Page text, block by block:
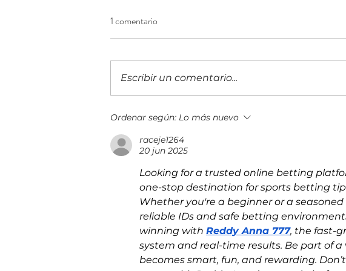
¡Construyendo el futuro
financiero! Llega a Guatemala la
IX edición del 5B Digital Summit
1 comentario
Escribir un comentario...
Ordenar según: Lo más nuevo
raceje1264
20 jun 2025
Looking for a trusted online betting
one-stop destination for sports betting
Whether you're a beginner or a
reliable IDs and safe betting
winning with Reddy Anna 777, the fast-
system and real-time results. Be part of
becomes smart, fun, and rewarding.